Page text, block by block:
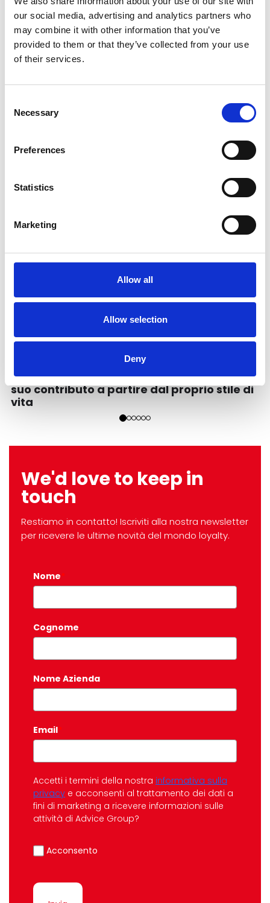
our social media, advertising and analytics partners who
may combine it with other information that you’ve
provided to them or that they’ve collected from your use
of their services.
Selection
Necessary
Preferences
Statistics
Marketing
Allow all
Allow selection
Deny
siamo al loro fianco nel lavoro quotidiano e li
sosteniamo con una piattaforma martech che
possa unire strumenti commerciali, formativi,
informativi e di intrattenimento, tutto all’interno di un
percorso di loyalty innovativo, pensato per restituire
Potrebbero interessarti
Sostenibilità su misura: ognuno può dare il
suo contributo a partire dal proprio stile di
vita
We'd love to keep in
touch
Restiamo in contatto! Iscriviti alla nostra newsletter
per ricevere le ultime novità del mondo loyalty.
Nome*
Cognome
Nome Azienda
Email*
Accetti i termini della nostra informativa sulla
privacy e acconsenti al trattamento dei dati a
fini di marketing a ricevere informazioni sulle
attività di Advice Group?
Acconsento